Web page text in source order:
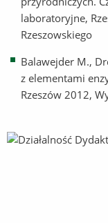
laboratoryjne,
Rzeszowskiego
Balawejder M.,
z elementami
Rzeszów 2012,